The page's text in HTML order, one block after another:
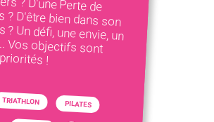
!
TRIATHLON PILATES